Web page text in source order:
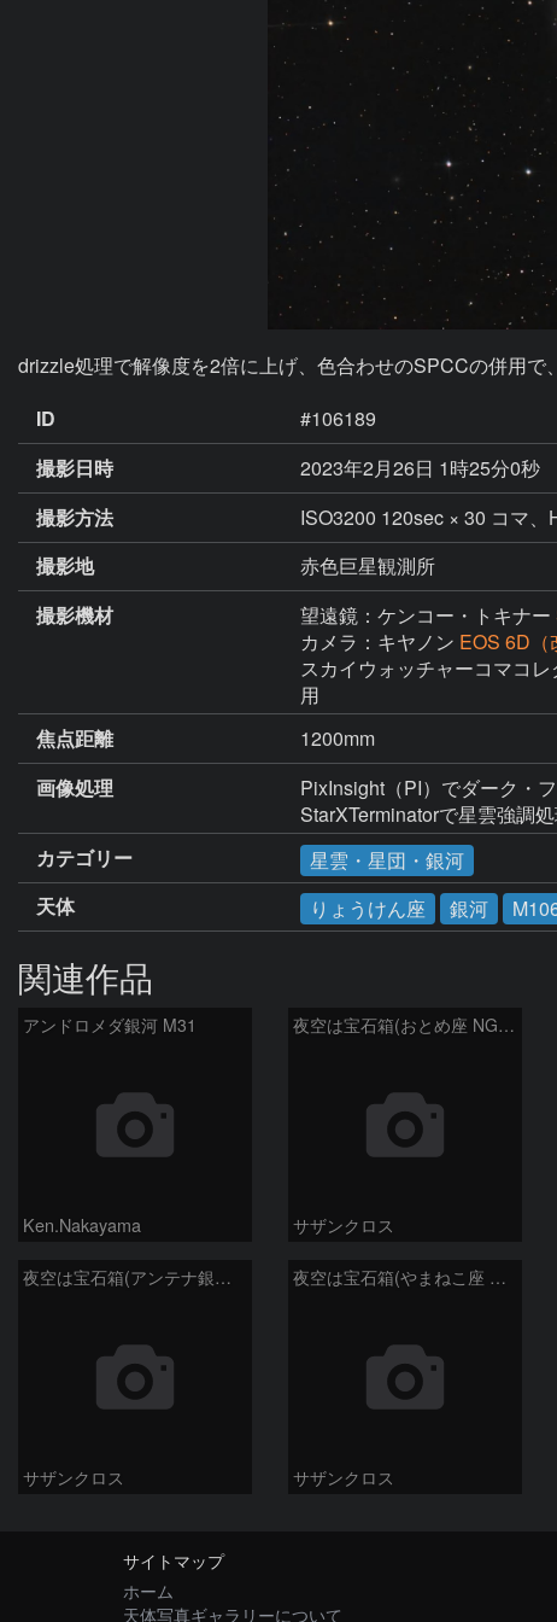
drizzle処理で解像度を2倍に上げ、色合わせのSPCCの併用で
ID
#106189
撮影日時
2023年2月26日 1時25分0秒
撮影方法
ISO3200 120sec × 30 コマ
撮影地
赤色巨星観測所
撮影機材
望遠鏡：ケンコー・トキナー
カメラ：キヤノン EOS 6D（
スカイウォッチャーコマコ
用
焦点距離
1200mm
画像処理
PixInsight（PI）でダーク・
StarXTerminatorで星雲強調
カテゴリー
星雲・星団・銀河
天体
りょうけん座 銀河
関連作品
アンドロメダ銀河 M31
Ken.Nakayama
夜空は宝石箱(おとめ座 NGC5566) Seestar50
サザンクロス
夜空は宝石箱(アンテナ銀河 NGC4038) Seestar50
サザンクロス
夜空は宝石箱(やまねこ座 NGC2683) Seestar50
サザンクロス
サイトマップ
ホーム
天体写真ギャラリーについて